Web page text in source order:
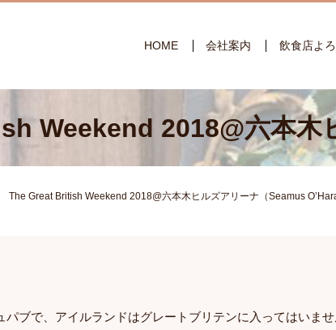
HOME 会社案内 飲食店よ
Weekend 2018@六本木
The Great British Weekend 2018@六本木ヒルズアリーナ（Seamus
パブで、アイルランドはグレートブリテンに入ってはいま